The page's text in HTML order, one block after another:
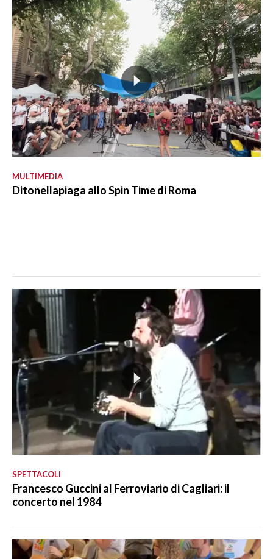
MULTIMEDIA
Ditonellapiaga allo Spin Time di Roma
SPETTACOLI
Francesco Guccini al Ferroviario di Cagliari: il
concerto nel 1984